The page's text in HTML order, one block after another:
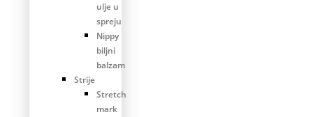
ulje u
spreju
Nippy
biljni
balzam
Strije
Stretch
mark